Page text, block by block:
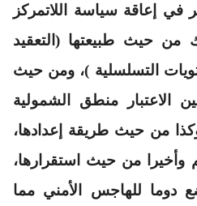
في إعاقة سياسة اللاتمركز
من حيث طبيعتها (التعقيد
التسلسلية )، ومن حيث
الاعتبار منطق الشمولية
وكذا من حيث طريقة إعدادها،
وأخيرا من حيث استقرارها،
دوما للهاجس الأمني مما